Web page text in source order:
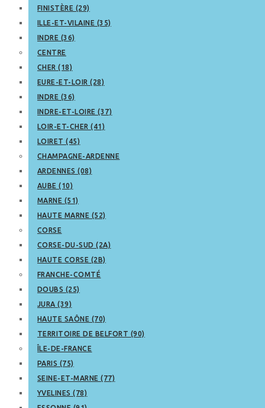
FINISTÈRE (29)
ILLE-ET-VILAINE (35)
INDRE (36)
CENTRE
CHER (18)
EURE-ET-LOIR (28)
INDRE (36)
INDRE-ET-LOIRE (37)
LOIR-ET-CHER (41)
LOIRET (45)
CHAMPAGNE-ARDENNE
ARDENNES (08)
AUBE (10)
MARNE (51)
HAUTE MARNE (52)
CORSE
CORSE-DU-SUD (2A)
HAUTE CORSE (2B)
FRANCHE-COMTÉ
DOUBS (25)
JURA (39)
HAUTE SAÔNE (70)
TERRITOIRE DE BELFORT (90)
ÎLE-DE-FRANCE
PARIS (75)
SEINE-ET-MARNE (77)
YVELINES (78)